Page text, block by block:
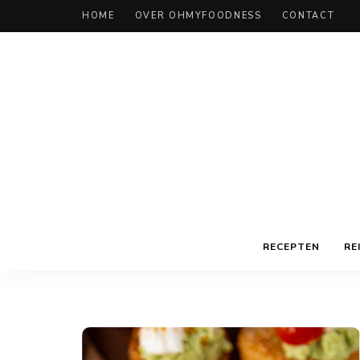
HOME OVER OHMYFOODNESS CONTACT
RECEPTEN